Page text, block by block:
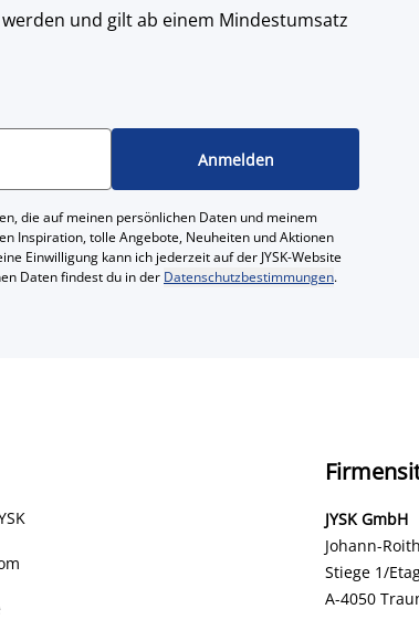
und gilt ab einem Mindestumsatz
Anmelden
die auf meinen persönlichen Daten und meinem
Inspiration, tolle Angebote, Neuheiten und Aktionen
Einwilligung kann ich jederzeit auf der JYSK-Website
Daten findest du in der Datenschutzbestimmungen.
JYSK GmbH
Johann-
Stiege 1/
A-4050